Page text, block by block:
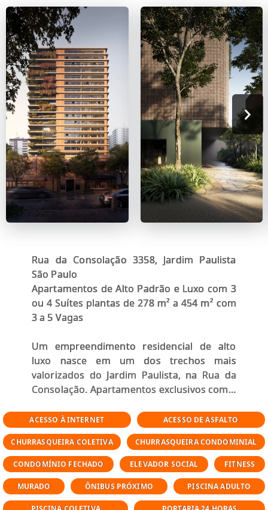
Rua da Consolação 3358, Jardim Paulista
São Paulo
Apartamentos de Alto Padrão e Luxo com 3
ou 4 Suítes plantas de 278 m² a 454 m² com
3 a 5 Vagas
Um empreendimento residencial de alto
luxo nasce em um dos trechos mais
valorizados do Jardim Paulista, na Rua da
Consolação. Apartamentos exclusivos com 3
a 454 m² e 3 a 5 vagas de garagem,
concebidos para quem busca amplitude,
privacidade, sofisticação e localização
estratégica.
Com entrega prevista para 2026, o projeto
se destaca pela arquitetura
ACESSO À INTERNET ACESSO DE ASFALTO
CHURRASQUEIRA COLETIVA CHURRASQUEIRA CONDOMINIAL
CONDOMÍNIO FECHADO ELEVADOR SOCIAL FITNESS
MURADO ÔNIBUS PRÓXIMO PISCINA ADULTO